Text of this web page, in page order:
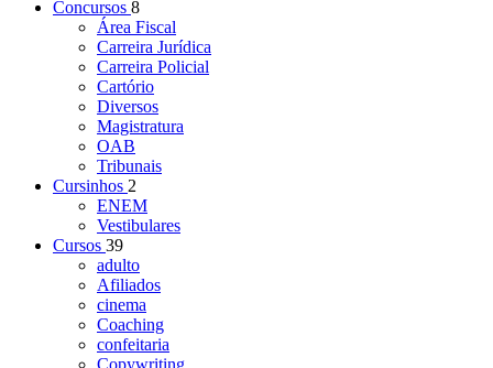
Concursos 8
Área Fiscal
Carreira Jurídica
Carreira Policial
Cartório
Diversos
Magistratura
OAB
Tribunais
Cursinhos 2
ENEM
Vestibulares
Cursos 39
adulto
Afiliados
cinema
Coaching
confeitaria
Copywriting